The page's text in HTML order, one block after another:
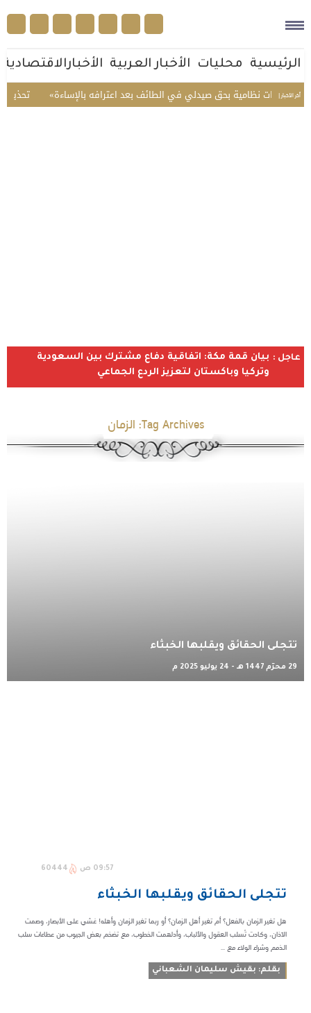
الرئيسية محليات الأخبار العربية الأخبارالاقتصادية
أخر الأخبار | تحذير إجراءات نظامية بحق صيدلي في الطائف بعد اعترافه بالإساءة
عاجل : بيان قمة مكة: اتفاقية دفاع مشترك بين السعودية
وتركيا وباكستان لتعزيز الردع الجماعي
Tag Archives: الزمان
تتجلى الحقائق ويقلبها الخبثاء
29 محرّم 1447 هـ - 24 يوليو 2025 م
09:57 ص 60444
تتجلى الحقائق ويقلبها الخبثاء
هل تغير الزمان بالفعل؟ أم تغير أهل الزمان؟ أو ربما تغير الزمان وأهله! غشي على الأبصار، وصمت
الآذان، وكادت تُسلب العقول والألباب، وأدلهمت الخطوب، مع تضخم بعض الجيوب من عطاءات سلب
الذمم وشراء الولاء مع ...
بقلم: بقيش سليمان الشعباني